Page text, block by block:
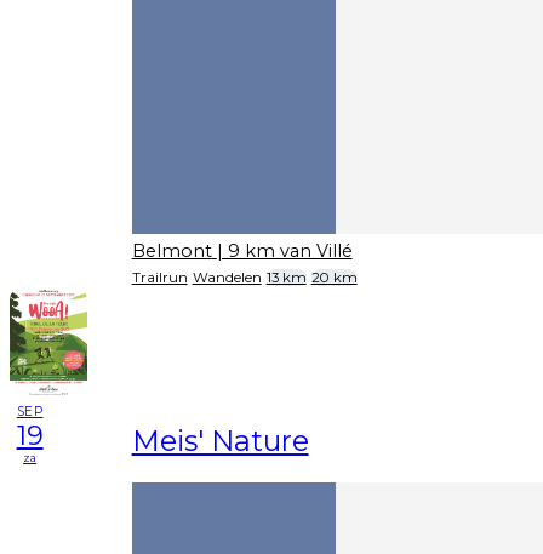
Belmont | 9 km van Villé
Trailrun Wandelen 13 km 20 km
SEP
19
za Meis' Nature